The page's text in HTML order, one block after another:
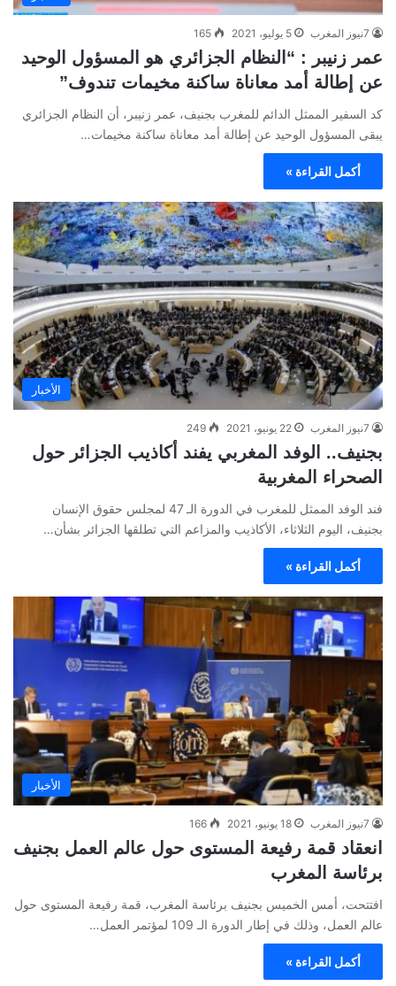
7نيوز المغرب 5 يوليو، 2021 165
عمر زنيبر : “النظام الجزائري هو المسؤول الوحيد
عن إطالة أمد معاناة ساكنة مخيمات تندوف”
كد السفير الممثل الدائم للمغرب بجنيف، عمر زنيبر، أن النظام الجزائري
يبقى المسؤول الوحيد عن إطالة أمد معاناة ساكنة مخيمات…
أكمل القراءة »
الأخبار
7نيوز المغرب 22 يونيو، 2021 249
بجنيف.. الوفد المغربي يفند أكاذيب الجزائر حول
الصحراء المغربية
فند الوفد الممثل للمغرب في الدورة الـ 47 لمجلس حقوق الإنسان
بجنيف، اليوم الثلاثاء، الأكاذيب والمزاعم التي تطلقها الجزائر بشأن…
أكمل القراءة »
الأخبار
7نيوز المغرب 18 يونيو، 2021 166
انعقاد قمة رفيعة المستوى حول عالم العمل بجنيف
برئاسة المغرب
افتتحت، أمس الخميس بجنيف برئاسة المغرب، قمة رفيعة المستوى حول
عالم العمل، وذلك في إطار الدورة الـ 109 لمؤتمر العمل…
أكمل القراءة »